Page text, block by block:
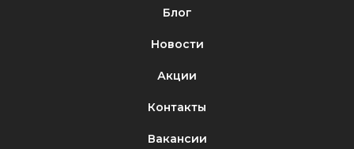
Блог
Новости
Акции
Контакты
Вакансии